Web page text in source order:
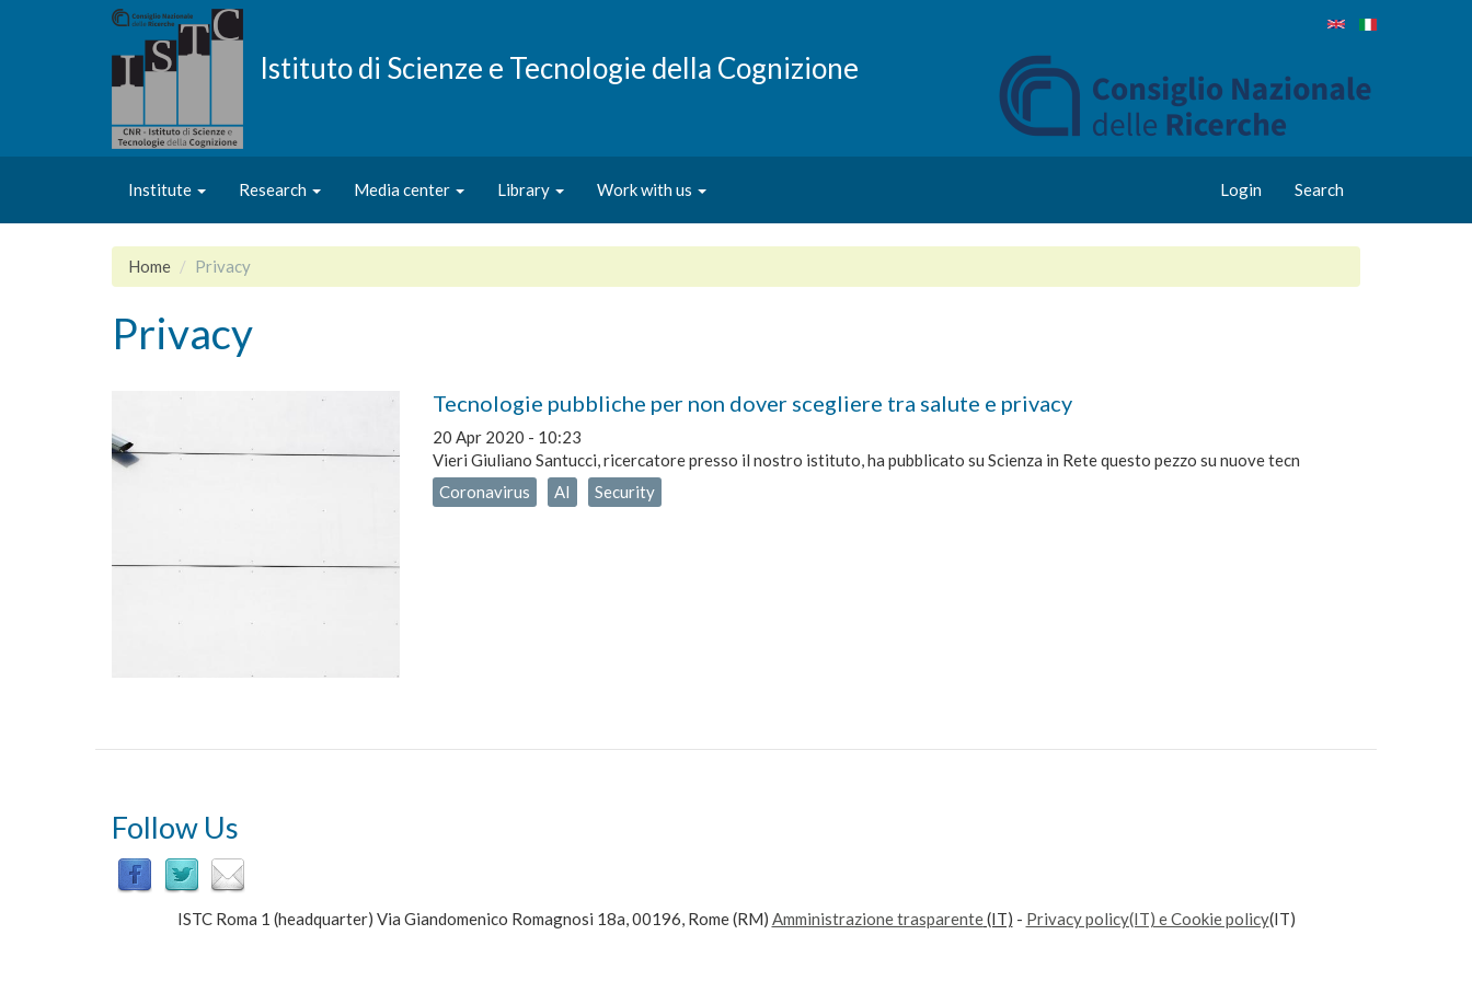
Istituto di Scienze e Tecnologie della Cognizione
Institute Research Media center Library Work with us Login Search
Home Privacy
Privacy
Tecnologie pubbliche per non dover scegliere tra salute e privacy
20 Apr 2020 - 10:23
Vieri Giuliano Santucci, ricercatore presso il nostro istituto, ha pubblicato su Scienza in Rete questo pezzo su nuove tecn
Coronavirus
AI Security
Follow Us
ISTC Roma 1 (headquarter) Via Giandomenico Romagnosi 18a, 00196, Rome (RM) Amministrazione trasparente(IT) - Privacy policy(IT) e Cookie policy(IT)